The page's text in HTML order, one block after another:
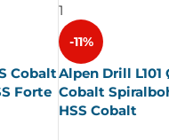
Cobalt
Forte
-11%
Alpen Drill L101
Cobalt
HSS Cobalt